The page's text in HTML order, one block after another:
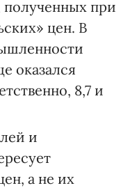
полученных при
цен. В
оказался
8,7 и
и
а не их